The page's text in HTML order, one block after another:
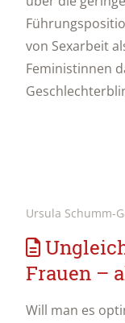
von Sexarbeit
Feministinnen
Ursula Schumm-
Frauen –
Will man es